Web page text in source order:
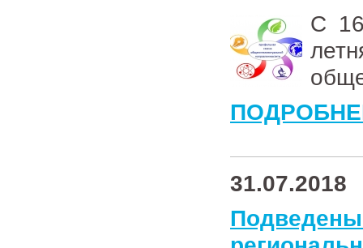
С
31.07.2018